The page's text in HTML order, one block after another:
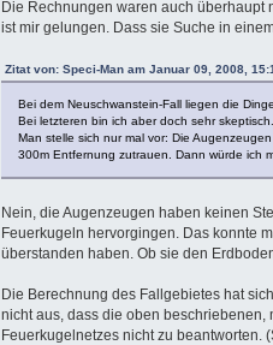
Die Rechnungen waren auch überhaupt
ist mir gelungen. Dass sie Suche in
Zitat von: Speci-Man am Januar 09, 2008,
Bei dem Neuschwanstein-Fall liegen die
Bei letzteren bin ich aber doch sehr
Man stelle sich nur mal vor: Die
300m Entfernung zutrauen. Dann würde ich
Nein, die Augenzeugen haben keinen
Feuerkugeln hervorgingen. Das konnte
überstanden haben. Ob sie den
Die Berechnung des Fallgebietes hat
nicht aus, dass die oben
Feuerkugelnetzes nicht zu beantworten.